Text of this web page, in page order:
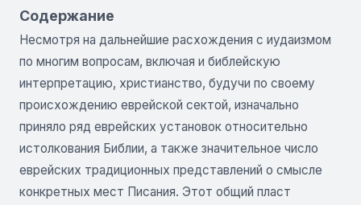
Содержание
Несмотря на дальнейшие расхождения с иудаизмом
по многим вопросам, включая и библейскую
интерпретацию, христианство, будучи по своему
происхождению еврейской сектой, изначально
приняло ряд еврейских установок относительно
истолкования Библии, а также значительное число
еврейских традиционных представлений о смысле
конкретных мест Писания. Этот общий пласт